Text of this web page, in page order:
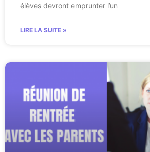
élèves devront emprunter l’un
LIRE LA SUITE »